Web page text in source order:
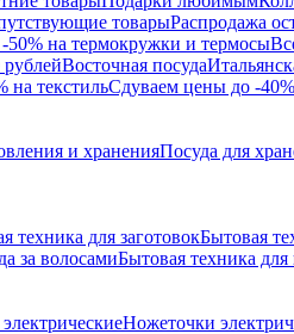
товарыРаспродажа
50% на термокружки и термосы
Восточная посуда
на текстильСдуваем цены до -40%
и храненияПосуда для
техника для заготовокБытовая
за волосамиБытовая техника для
Ножеточки